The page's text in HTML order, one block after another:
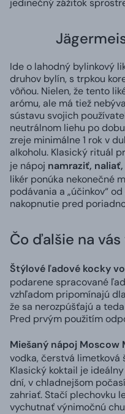
jedinečný zážitok
Ide o lahodný bylinkový
druhov bylín, s trpkou
vôňou. Nielen, že tento
arómu, ale má tiež
sústavu svojich
neutrálnom liehu po
zreje minimálne 1 rok v
alkoholu. Klasický rituál
je nápoj namraziť,
likér ponúka nekonečné
podávania a „účinkov“
nakopnutie pred
Čo ďalšie na
Štýlové ľadové kocky
podarene spracované
vzhľadom pripomínajú
že sa nerozpúšťajú a
Pred prvým použitím
Miešaný nápoj Moscow
vodka, čerstvá limetková
Klasický koktail je
dní, v chladnejšom
zahriať. Stačí plechovku
vychutnať výnimočnú